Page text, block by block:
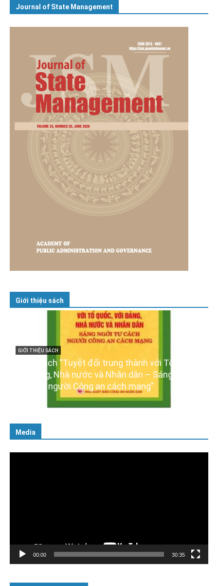
Journal of State Management
Giới thiệu sách
GIỚI THIỆU SÁCH
Ra mắt ba cuốn sách ảnh chào mừng
XIV của Đảng
16/01/2026
Tổ quốc,
Media
00:00 30:35